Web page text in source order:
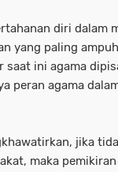
diri dalam
yang paling
saat ini agama
peran agama
jika
maka pemikiran